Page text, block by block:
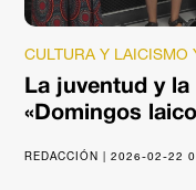
CULTURA Y LAICISMO
La juventud y
«Domingos
REDACCIÓN | 2026-02-22